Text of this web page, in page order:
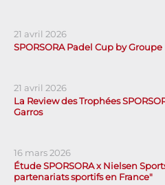
21 avril 2026
SPORSORA Padel Cup by Groupe
21 avril 2026
La Review des Trophées
Garros
16 mars 2026
Étude SPORSORA x Nielsen
partenariats sportifs en France"